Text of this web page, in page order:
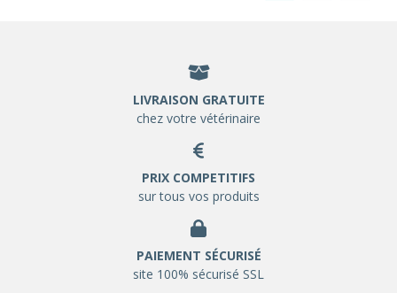
LIVRAISON GRATUITE
chez votre vétérinaire
PRIX COMPETITIFS
sur tous vos produits
PAIEMENT SÉCURISÉ
site 100% sécurisé SSL